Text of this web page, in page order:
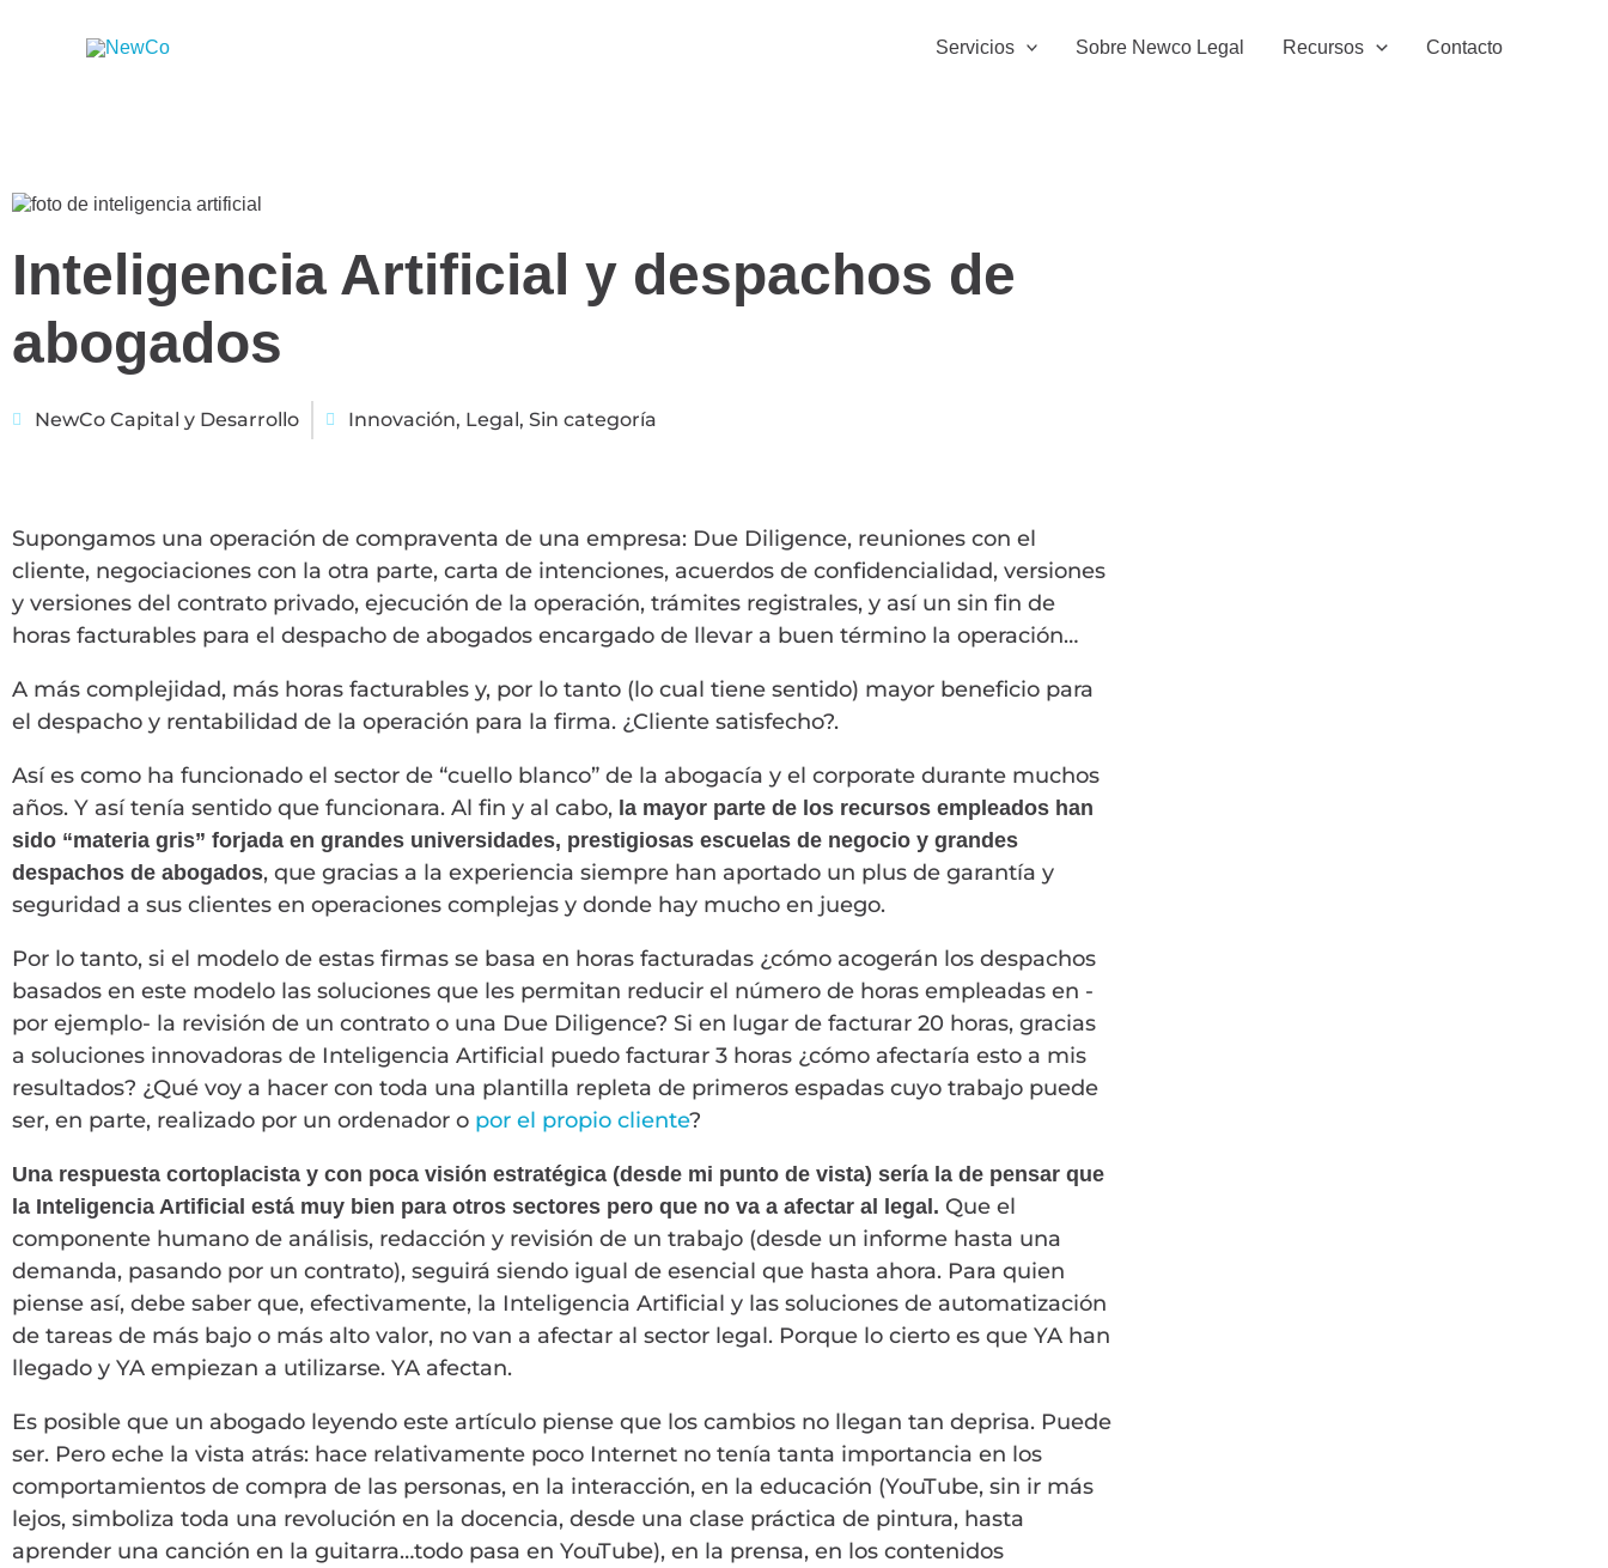
Servicios Sobre Newco Legal Recursos Contacto
Inteligencia Artificial y despachos de
abogados
NewCo Capital y Desarrollo Innovación, Legal, Sin categoría
Supongamos una operación de compraventa de una empresa: Due Diligence, reuniones con el
cliente, negociaciones con la otra parte, carta de intenciones, acuerdos de confidencialidad, versiones
y versiones del contrato privado, ejecución de la operación, trámites registrales, y así un sin fin de
horas facturables para el despacho de abogados encargado de llevar a buen término la operación…
A más complejidad, más horas facturables y, por lo tanto (lo cual tiene sentido) mayor beneficio para
el despacho y rentabilidad de la operación para la firma. ¿Cliente satisfecho?.
Así es como ha funcionado el sector de “cuello blanco” de la abogacía y el corporate durante muchos
años. Y así tenía sentido que funcionara. Al fin y al cabo, la mayor parte de los recursos empleados han
sido “materia gris” forjada en grandes universidades, prestigiosas escuelas de negocio y grandes
despachos de abogados, que gracias a la experiencia siempre han aportado un plus de garantía y
seguridad a sus clientes en operaciones complejas y donde hay mucho en juego.
Por lo tanto, si el modelo de estas firmas se basa en horas facturadas ¿cómo acogerán los despachos
basados en este modelo las soluciones que les permitan reducir el número de horas empleadas en -
por ejemplo- la revisión de un contrato o una Due Diligence? Si en lugar de facturar 20 horas, gracias
a soluciones innovadoras de Inteligencia Artificial puedo facturar 3 horas ¿cómo afectaría esto a mis
resultados? ¿Qué voy a hacer con toda una plantilla repleta de primeros espadas cuyo trabajo puede
ser, en parte, realizado por un ordenador o por el propio cliente?
Una respuesta cortoplacista y con poca visión estratégica (desde mi punto de vista) sería la de pensar que
la Inteligencia Artificial está muy bien para otros sectores pero que no va a afectar al legal. Que el
componente humano de análisis, redacción y revisión de un trabajo (desde un informe hasta una
demanda, pasando por un contrato), seguirá siendo igual de esencial que hasta ahora. Para quien
piense así, debe saber que, efectivamente, la Inteligencia Artificial y las soluciones de automatización
de tareas de más bajo o más alto valor, no van a afectar al sector legal. Porque lo cierto es que YA han
llegado y YA empiezan a utilizarse. YA afectan.
Es posible que un abogado leyendo este artículo piense que los cambios no llegan tan deprisa. Puede
ser. Pero eche la vista atrás: hace relativamente poco Internet no tenía tanta importancia en los
comportamientos de compra de las personas, en la interacción, en la educación (YouTube, sin ir más
lejos, simboliza toda una revolución en la docencia, desde una clase práctica de pintura, hasta
aprender una canción en la guitarra…todo pasa en YouTube), en la prensa, en los contenidos